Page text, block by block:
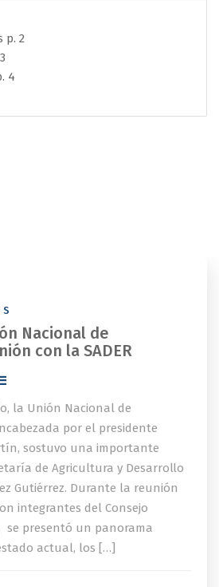
p. 2
4
Nacional de
con la SADER
la Unión Nacional de
por el presidente
sostuvo una importante
de Agricultura y Desarrollo
Gutiérrez. Durante la reunión
integrantes del Consejo
se presentó un panorama
actual, los […]